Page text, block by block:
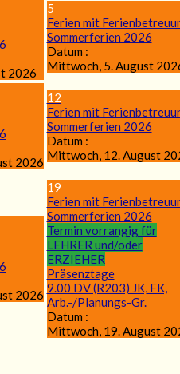
2026
5
Ferien mit
Sommerferien 2026
Datum :
Mittwoch, 5. August
2026
12
Ferien mit
Sommerferien 2026
Datum :
Mittwoch, 12. August
2026
19
Ferien mit
Sommerferien 2026
Termin vorrangig für
LEHRER und/oder
ERZIEHER
Präsenztage
9.00 DV (R203) JK, FK,
Arb.-/Planungs-Gr.
Datum :
Mittwoch, 19. August